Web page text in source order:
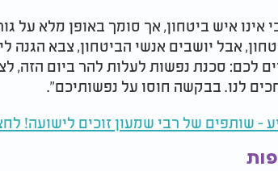
אינו איש ביטחון, אך סומך באופן מלא על
אבל יושבים אנשי הביטחון, צבא הגנה
לכם: סכנת נפשות לעלות להר ביום הזה,
לנו. בבקשה חוסו על נפשותיכם".
- שותפים של רבי שמעון זוכים לישועה!